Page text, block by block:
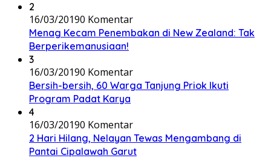
2
16/03/20190 Komentar
Menag Kecam Penembakan di New Zealand: Tak
Berperikemanusiaan!
3
16/03/20190 Komentar
Bersih-bersih, 60 Warga Tanjung Priok Ikuti
Program Padat Karya
4
16/03/20190 Komentar
2 Hari Hilang, Nelayan Tewas Mengambang di
Pantai Cipalawah Garut